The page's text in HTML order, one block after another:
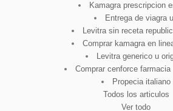
Kamagra prescripcion
Entrega de viagra
Levitra sin receta
Comprar kamagra en
Levitra generico u
Comprar cenforce
Propecia italiano
Todos los articulos
Ver todo